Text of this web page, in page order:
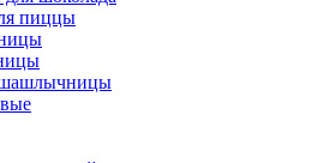
пиццы